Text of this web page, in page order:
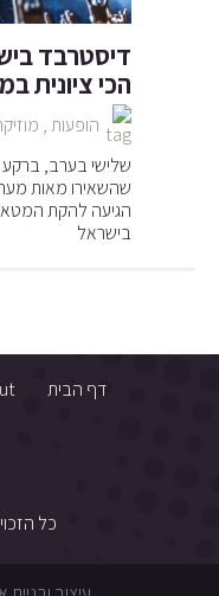
דיסטרבד
הכי ציונית
הופעות,
שלישי בערב,
שהשאירו מאות
הגיעה להקת
בישראל
דף הבית
כל